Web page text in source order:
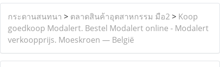
กระดานสนทนา > ตลาดสินค้าอุตสาหกรรม มือ2> Koop
goedkoop Modalert. Bestel Modalert online - Modalert
verkoopprijs. Moeskroen — België